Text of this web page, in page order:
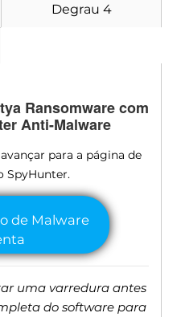
Degrau 4
Ransomware com
Anti-Malware
para a página de
SpyHunter.
uma varredura antes
do software para